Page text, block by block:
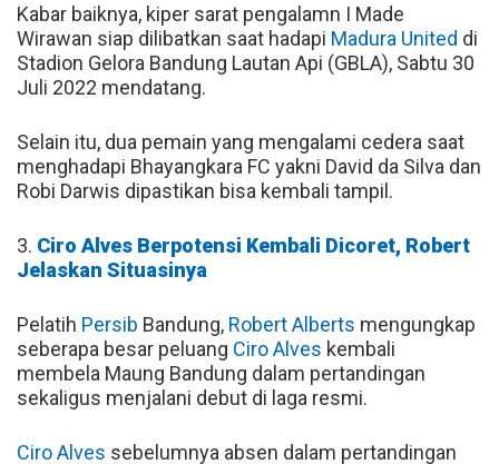
Kabar baiknya, kiper sarat pengalamn I Made
Wirawan siap dilibatkan saat hadapi Madura United di
Stadion Gelora Bandung Lautan Api (GBLA), Sabtu 30
Juli 2022 mendatang.
Selain itu, dua pemain yang mengalami cedera saat
menghadapi Bhayangkara FC yakni David da Silva dan
Robi Darwis dipastikan bisa kembali tampil.
3. Ciro Alves Berpotensi Kembali Dicoret, Robert
Jelaskan Situasinya
Pelatih Persib Bandung, Robert Alberts mengungkap
seberapa besar peluang Ciro Alves kembali
membela Maung Bandung dalam pertandingan
sekaligus menjalani debut di laga resmi.
Ciro Alves sebelumnya absen dalam pertandingan